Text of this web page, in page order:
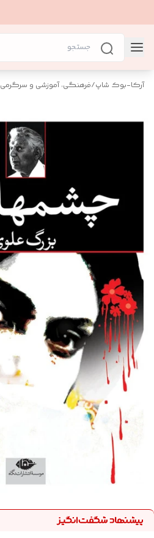
آرکا-بوک شاپ/فرهنگی، آموزشی و سرگرمی